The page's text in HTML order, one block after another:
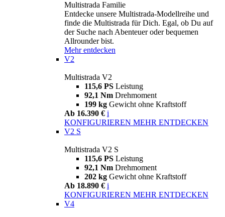
Multistrada Familie
Entdecke unsere Multistrada-Modellreihe und
finde die Multistrada für Dich. Egal, ob Du auf
der Suche nach Abenteuer oder bequemen
Allrounder bist.
Mehr entdecken
V2
Multistrada V2
115,6 PS Leistung
92,1 Nm Drehmoment
199 kg Gewicht ohne Kraftstoff
Ab 16.390 € i
KONFIGURIEREN MEHR ENTDECKEN
V2 S
Multistrada V2 S
115,6 PS Leistung
92,1 Nm Drehmoment
202 kg Gewicht ohne Kraftstoff
Ab 18.890 € i
KONFIGURIEREN MEHR ENTDECKEN
V4